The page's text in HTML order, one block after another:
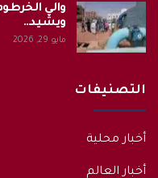
والي
ويشيد…
مايو 29, 2026
التصنيفات
أخبار محلية
أخبار العالم